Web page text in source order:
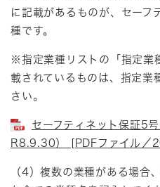
に記載があるものが、セーフ
種です。
※指定業種リストの「指定業
載されているものは、指定業
さい。
セーフティネット保証5
R8.9.30） [PDFファイル／
（4）複数の業種がある場合